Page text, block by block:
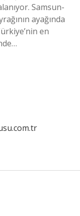
Samsun-
ayağında
en